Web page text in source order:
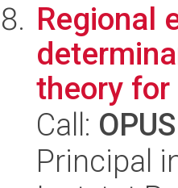
Regional
theory for
Call:
Principal